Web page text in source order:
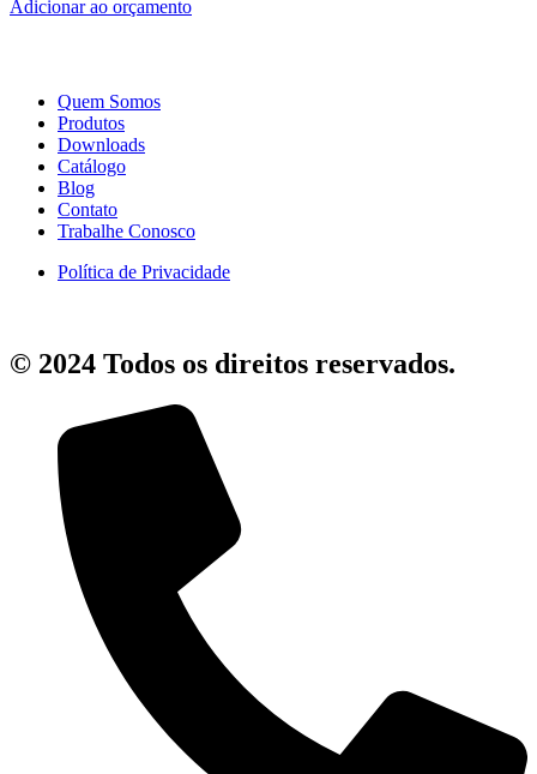
Adicionar ao orçamento
Quem Somos
Produtos
Downloads
Catálogo
Blog
Contato
Trabalhe Conosco
Política de Privacidade
© 2024 Todos os direitos reservados.